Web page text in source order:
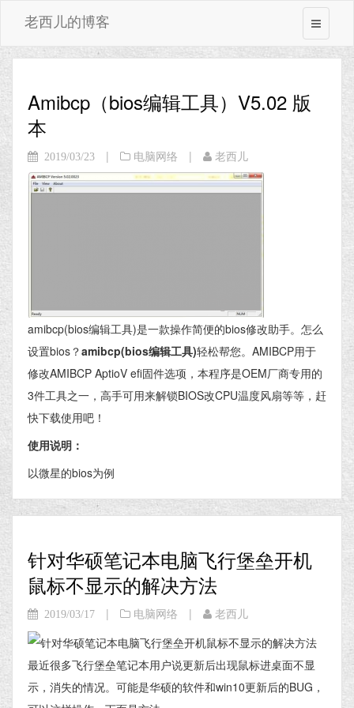
老西儿的博客
Amibcp（bios编辑工具）V5.02 版
本
2019/03/23 | 电脑网络 | 老西儿
amibcp(bios编辑工具)是一款操作简便的bios修改助手。怎么
设置bios？amibcp(bios编辑工具)轻松帮您。AMIBCP用于
修改AMIBCP AptioV efi固件选项，本程序是OEM厂商专用的
3件工具之一，高手可用来解锁BIOS改CPU温度风扇等等，赶
快下载使用吧！
使用说明：
以微星的bios为例
针对华硕笔记本电脑飞行堡垒开机
鼠标不显示的解决方法
2019/03/17 | 电脑网络 | 老西儿
最近很多飞行堡垒笔记本用户说更新后出现鼠标进桌面不显
示，消失的情况。可能是华硕的软件和win10更新后的BUG，